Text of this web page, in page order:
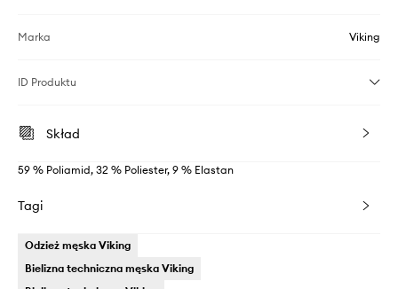
Marka Viking
ID Produktu
Skład
59 % Poliamid, 32 % Poliester, 9 % Elastan
Tagi
Odzież męska Viking
Bielizna techniczna męska Viking